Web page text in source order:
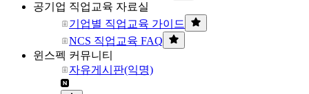
공기업 직업교육 자료실
기업별 직업교육 가이드
NCS 직업교육 FAQ
윈스펙 커뮤니티
자유게시판(익명)